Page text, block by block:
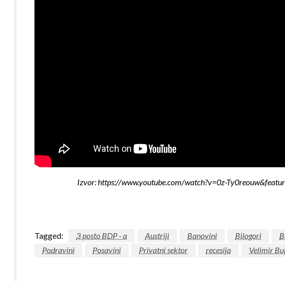
Izvor: https://www.youtube.com/watch?v=0z-
Tagged: 3 posto BDP - a Austriji Banovini Bilogori
Podravini
Posavini Privatni sektor recesija Velimir